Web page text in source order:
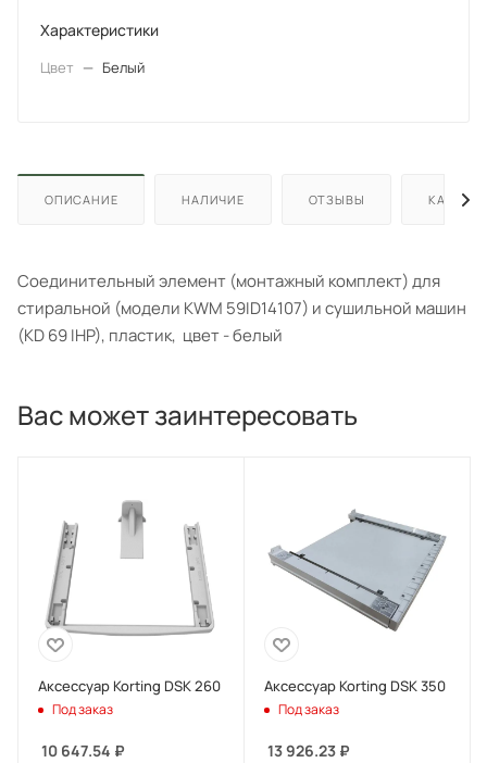
Характеристики
Цвет — Белый
ОПИСАНИЕ НАЛИЧИЕ ОТЗЫВЫ КАК
Cоединительный элемент (монтажный комплект) для
стиральной (модели KWM 59ID14107) и сушильной машин
(KD 69 IHP), пластик, цвет - белый
Вас может заинтересовать
Аксессуар Korting DSK 260
Под заказ
10 647.54 ₽
Аксессуар Korting DSK 350
Под заказ
13 926.23 ₽